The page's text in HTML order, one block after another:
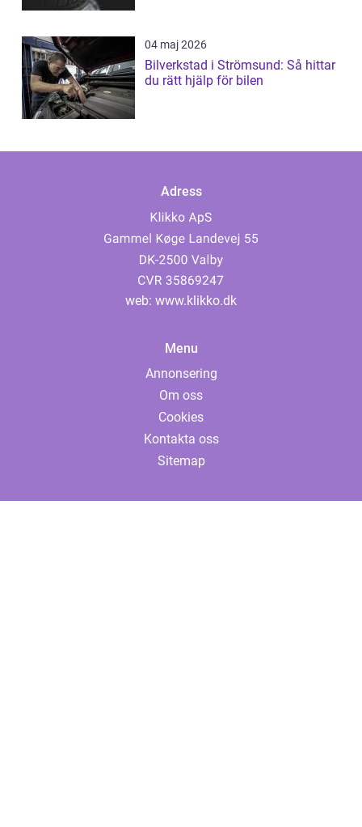
04 maj 2026
Bilverkstad i Strömsund: Så hittar
du rätt hjälp för bilen
Adress
web: www.klikko.dk
Menu
Annonsering
Om oss
Cookies
Kontakta oss
Sitemap